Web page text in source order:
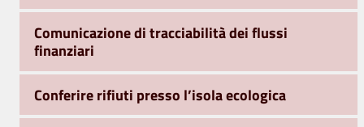
Comunicazione di tracciabilità dei flussi
finanziari
Conferire rifiuti presso l’isola ecologica